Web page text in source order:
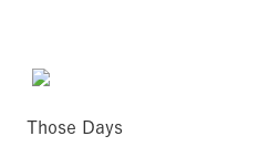
Those Days